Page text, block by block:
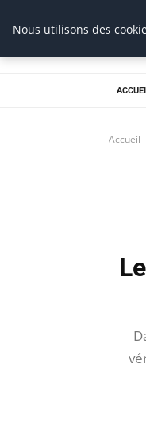
Accueil
Nous utilisons des